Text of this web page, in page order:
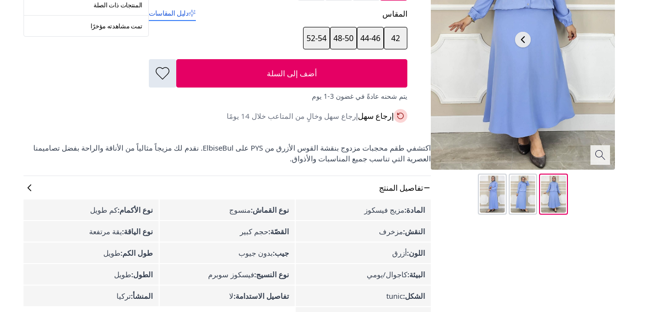
المقاس دليل المقاسات
42
44-46
48-50
52-54
أضف إلى السلة
يتم شحنه عادةً في غضون 3-1 يوم
إرجاع سهلإرجاع سهل وخالٍ من المتاعب خلال 14 يومًا
المنتجات ذات الصلة
تمت مشاهدته مؤخرًا
اكتشفي طقم محجبات مزدوج بنقشة القوس الأزرق من PYS على ElbiseBul. نقدم لك مزيجاً مثالياً من الأناقة والراحة بفضل تصاميمنا
العصرية التي تناسب جميع المناسبات والأذواق.
تفاصيل المنتج
المادة:مزيج فيسكوز نوع القماش:منسوج نوع الأكمام:كم طويل
النقش:مزخرف القصّة:حجم كبير نوع الياقة:يقة مرتفعة
اللون:أزرق جيب:بدون جيوب طول الكم:طويل
البيئة:كاجوال/يومي نوع النسيج:فيسكوز سوبرم الطول:طويل
الشكل:tunic تفاصيل الاستدامة:لا المنشأ:تركيا